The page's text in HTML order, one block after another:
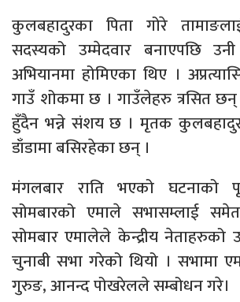
कुलबहादुरका पिता गोरे
सदस्यको उम्मेदवार बनाएपछि
अभियानमा होमिएका थिए ।
गाउँ शोकमा छ । गाउँलेहरु त्रसित
हुँदैन भन्ने संशय छ । मृतक
डाँडामा बसिरहेका छन् ।
मंगलबार राति भएको घटनाको
सोमबारको एमाले सभासम्लाई
सोमबार एमालेले केन्द्रीय नेताहरुको
चुनाबी सभा गरेको थियो । सभामा
गुरुङ, आनन्द पोखरेलले सम्बोधन गरे।